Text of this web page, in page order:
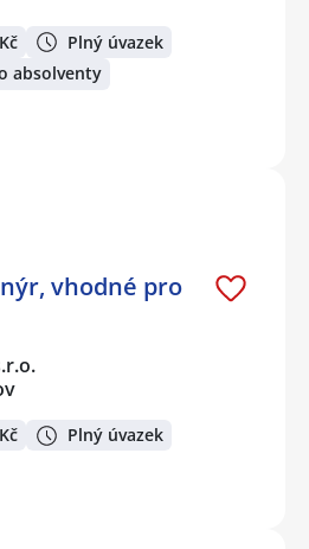
Plný úvazek
absolventy
vhodné pro
Plný úvazek